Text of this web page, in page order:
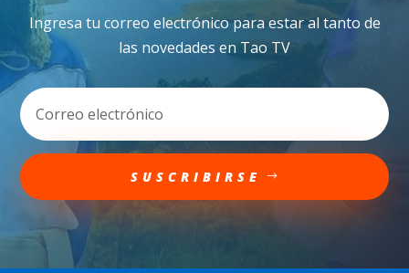
Ingresa tu correo electrónico para estar al tanto de
las novedades en Tao TV
SUSCRIBIRSE